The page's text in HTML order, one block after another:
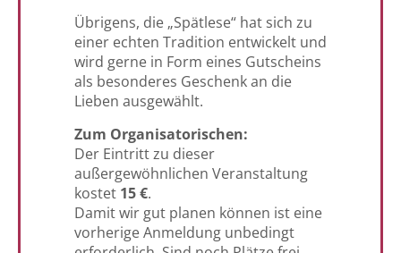
Übrigens, die „Spätlese“ hat sich zu
einer echten Tradition entwickelt und
wird gerne in Form eines Gutscheins
als besonderes Geschenk an die
Lieben ausgewählt.
Zum Organisatorischen:
Der Eintritt zu dieser
außergewöhnlichen Veranstaltung
kostet 15 €.
Damit wir gut planen können ist eine
vorherige Anmeldung unbedingt